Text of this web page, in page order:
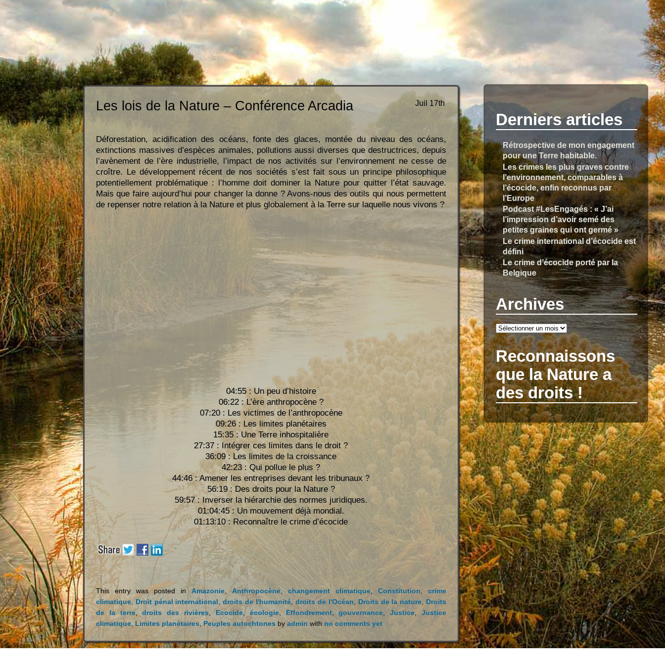
Derniers articles
Rétrospective de mon engagement
pour une Terre habitable.
Les crimes les plus graves contre
l’environnement, comparables à
l’écocide, enfin reconnus par
l’Europe
Podcast #LesEngagés : « J’ai
l’impression d’avoir semé des
petites graines qui ont germé »
Le crime international d’écocide est
défini
Le crime d’écocide porté par la
Belgique
Archives
Reconnaissons
que la Nature a
des droits !
Juil 17th
Les lois de la Nature – Conférence Arcadia
Déforestation, acidification des océans, fonte des glaces, montée du niveau des océans,
extinctions massives d’espèces animales, pollutions aussi diverses que destructrices, depuis
l’avènement de l’ère industrielle, l’impact de nos activités sur l’environnement ne cesse de
croître. Le développement récent de nos sociétés s’est fait sous un principe philosophique
potentiellement problématique : l’homme doit dominer la Nature pour quitter l’état sauvage.
Mais que faire aujourd’hui pour changer la donne ? Avons-nous des outils qui nous permettent
de repenser notre relation à la Nature et plus globalement à la Terre sur laquelle nous vivons ?
04:55 : Un peu d’histoire
06:22 : L’ère anthropocène ?
07:20 : Les victimes de l’anthropocène
09:26 : Les limites planétaires
15:35 : Une Terre inhospitalière
27:37 : Intégrer ces limites dans le droit ?
36:09 : Les limites de la croissance
42:23 : Qui pollue le plus ?
44:46 : Amener les entreprises devant les tribunaux ?
56:19 : Des droits pour la Nature ?
59:57 : Inverser la hiérarchie des normes juridiques.
01:04:45 : Un mouvement déjà mondial.
01:13:10 : Reconnaître le crime d’écocide
This entry was posted in Amazonie,Anthropocène,changement climatique,Constitution,crime
climatique,Droit pénal international ,droits de l'humanité,droits de l'Océan, Droits de la nature, Droits
de la terre,droits des rivières,Ecocide, écologie, Effondrement,gouvernance,Justice,Justice
climatique, Limites planétaires, Peuples autochtonesby admin with no comments yet